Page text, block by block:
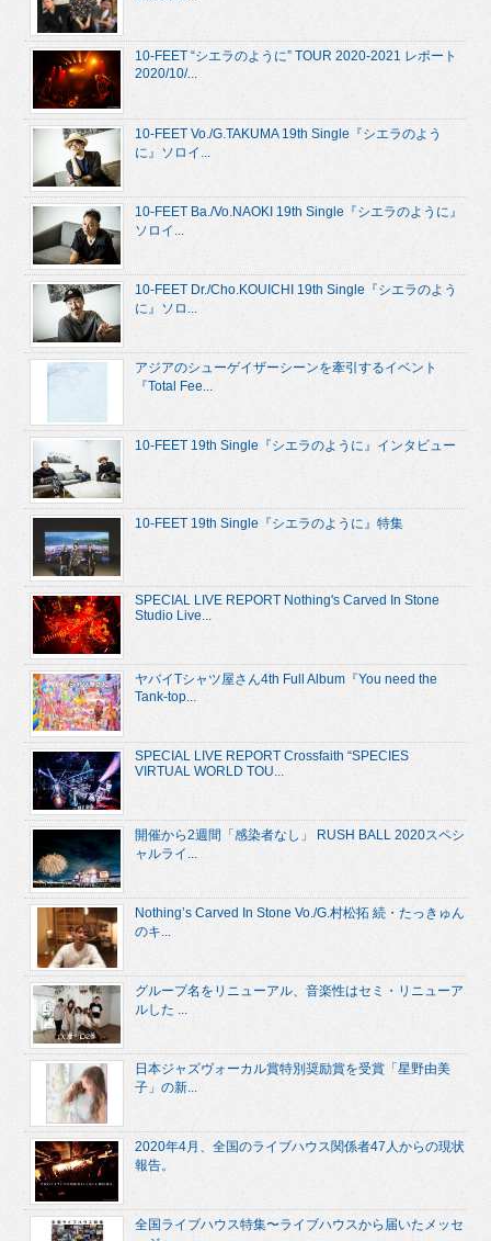
10-FEET “シエラのように” TOUR 2020-2021 レポート
2020/10/...
10-FEET Vo./G.TAKUMA 19th Single『シエラのよう
に』ソロイ...
10-FEET Ba./Vo.NAOKI 19th Single『シエラのように』
ソロイ...
10-FEET Dr./Cho.KOUICHI 19th Single『シエラのよう
に』ソロ...
アジアのシューゲイザーシーンを牽引するイベント
『Total Fee...
10-FEET 19th Single『シエラのように』インタビュー
10-FEET 19th Single『シエラのように』特集
SPECIAL LIVE REPORT Nothing's Carved In Stone
Studio Live...
ヤバイTシャツ屋さん4th Full Album『You need the
Tank-top...
SPECIAL LIVE REPORT Crossfaith “SPECIES
VIRTUAL WORLD TOU...
開催から2週間「感染者なし」 RUSH BALL 2020スペシ
ャルライ...
Nothing’s Carved In Stone Vo./G.村松拓 続・たっきゅん
のキ...
グループ名をリニューアル、音楽性はセミ・リニューア
ルした ...
日本ジャズヴォーカル賞特別奨励賞を受賞「星野由美
子」の新...
2020年4月、全国のライブハウス関係者47人からの現状
報告。
全国ライブハウス特集〜ライブハウスから届いたメッセ